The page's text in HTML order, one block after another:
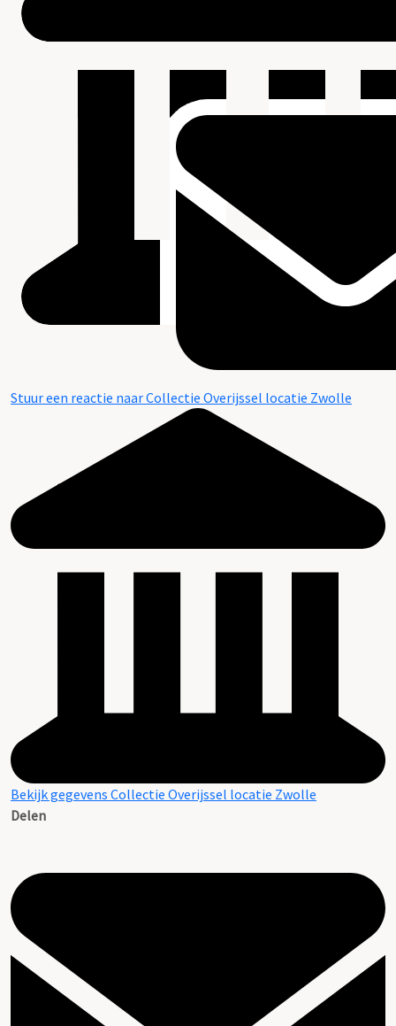
Stuur een reactie naar Collectie Overijssel locatie Zwolle
Bekijk gegevens Collectie Overijssel locatie Zwolle
Delen